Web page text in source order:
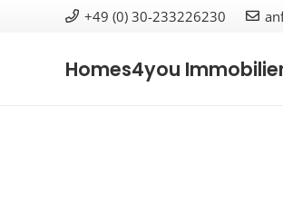
+49 (0) 30-233226230
Homes4you